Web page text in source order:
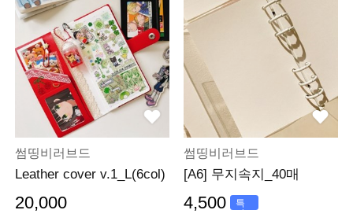
썸띵비러브드
Leather cover v.1_L(6col)
20,000
썸띵비러브드
[A6] 무지속지_40매
4,500
특
가